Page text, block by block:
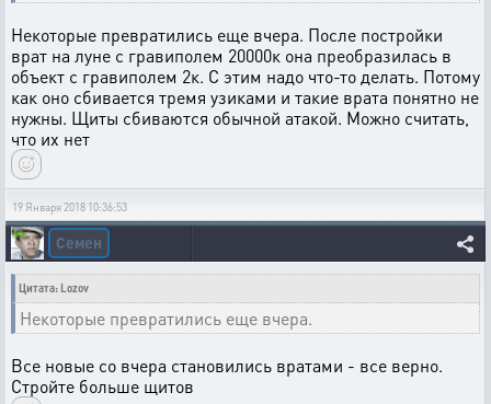
Некоторые превратились еще вчера. После постройки
врат на луне с гравиполем 20000к она преобразилась в
объект с гравиполем 2к. С этим надо что-то делать. Потому
как оно сбивается тремя узиками и такие врата понятно не
нужны. Щиты сбиваются обычной атакой. Можно считать,
что их нет
19 Января 2018 10:36:53
Семен
Цитата: Lozov
Некоторые превратились еще вчера.
Все новые со вчера становились вратами - все верно.
Стройте больше щитов